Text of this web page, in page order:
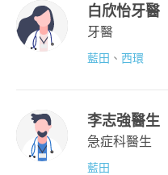
白欣怡牙醫
牙醫
藍田 、 西環
李志強醫生
急症科醫生
藍田